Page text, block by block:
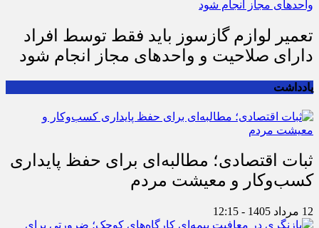
تعمیر لوازم گازسوز باید فقط توسط افراد
دارای صلاحیت و واحدهای مجاز انجام شود
یادداشت
ثبات اقتصادی؛ مطالبه‌ای برای حفظ پایداری
کسب‌وکار و معیشت مردم
12 مرداد 1405 - 12:15